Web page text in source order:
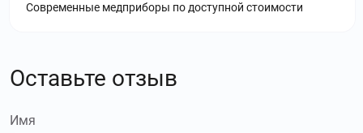
Современные медприборы по доступной стоимости
Оставьте отзыв
Имя